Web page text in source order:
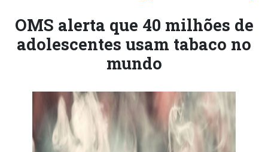
OMS alerta que 40 milhões de
adolescentes usam tabaco no
mundo